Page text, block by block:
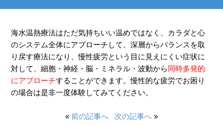
海水温熱療法はただ気持ちいい温めではなく、カラダと心
のシステム全体にアプローチして、深層からバランスを取
り戻す療法になり、慢性疲労という目に見えにくい症状に
対して、細胞・神経・脳・ミネラル・波動から同時多発的
にアプローチすることができます。慢性的な疲労でお困り
の場合は是非一度体験してみてください。
« 前の記事へ 次の記事へ »